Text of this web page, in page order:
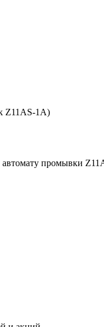
Z11AS-1A)
промывки